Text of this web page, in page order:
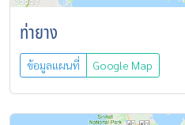
ท่ายาง
ข้อมูลแผนที่ Google Map